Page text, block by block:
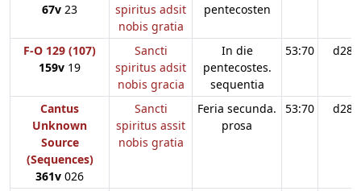
67v 23
spiritus adsit
nobis gratia
pentecosten
F-O 129 (107)
159v 19
Sancti
spiritus adsit
nobis gracia
In die
pentecostes.
sequentia
53:70 d28
Cantus
Unknown
Source
(Sequences)
361v 026
Sancti
spiritus assit
nobis gratia
Feria secunda.
prosa
53:70 d28